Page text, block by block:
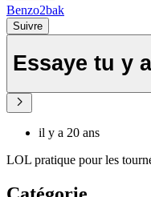
Benzo2bak
Suivre
Essaye tu y
il y a 20 ans
LOL pratique pour les